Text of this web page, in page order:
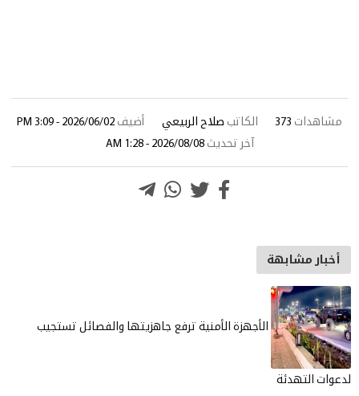
مشاهدات 373 الكاتب صلاح الربيعي أضيف 2026/06/02 - 3:09 PM
آخر تحديث 2026/08/08 - 1:28 AM
أخبار مشابهة
الأجهزة الأمنية ترفع جاهزيتها والفصائل تستجيب
لدعوات التهدئة